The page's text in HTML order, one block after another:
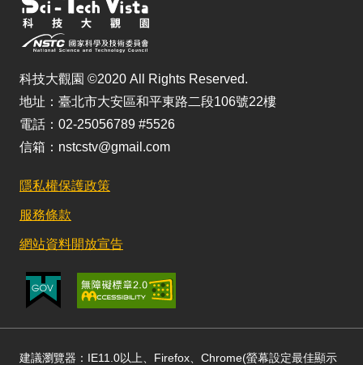
科技大觀園 ©2020 All Rights Reserved.
地址：臺北市大安區和平東路二段106號22樓
電話：02-25056789 #5526
信箱：nstcstv@gmail.com
隱私權保護政策
服務條款
網站資料開放宣告
建議瀏覽器：IE11.0以上、Firefox、Chrome(螢幕設定最佳顯示